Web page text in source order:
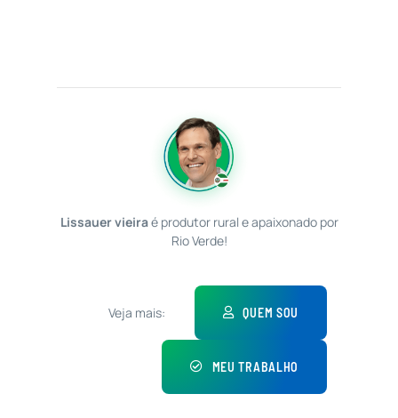
Lissauer vieiraé produtor rural e apaixonado por
Rio Verde!
Veja mais: QUEM SOU
MEU TRABALHO